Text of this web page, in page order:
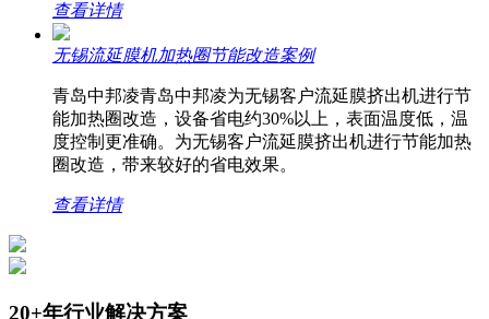
查看详情
无锡流延膜机加热圈节能改造案例
青岛中邦凌青岛中邦凌为无锡客户流延膜挤出机进行节
能加热圈改造，设备省电约30%以上，表面温度低，温
度控制更准确。为无锡客户流延膜挤出机进行节能加热
圈改造，带来较好的省电效果。
查看详情
20+年行业解决方案